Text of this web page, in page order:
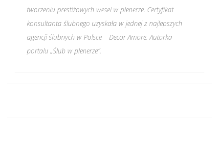
tworzeniu prestiżowych wesel w plenerze. Certyfikat
konsultanta ślubnego uzyskała w jednej z najlepszych
agencji ślubnych w Polsce – Decor Amore. Autorka
portalu „Ślub w plenerze”.